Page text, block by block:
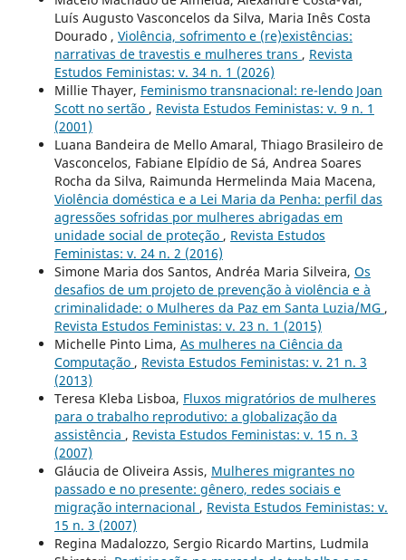
Luís Augusto Vasconcelos da Silva, Maria Inês Costa
Dourado , Violência, sofrimento e (re)existências:
narrativas de travestis e mulheres trans , Revista
Estudos Feministas: v. 34 n. 1 (2026)
Millie Thayer, Feminismo transnacional: re-lendo Joan
Scott no sertão , Revista Estudos Feministas: v. 9 n. 1
(2001)
Luana Bandeira de Mello Amaral, Thiago Brasileiro de
Vasconcelos, Fabiane Elpídio de Sá, Andrea Soares
Rocha da Silva, Raimunda Hermelinda Maia Macena,
Violência doméstica e a Lei Maria da Penha: perfil das
agressões sofridas por mulheres abrigadas em
unidade social de proteção , Revista Estudos
Feministas: v. 24 n. 2 (2016)
Simone Maria dos Santos, Andréa Maria Silveira, Os
desafios de um projeto de prevenção à violência e à
criminalidade: o Mulheres da Paz em Santa Luzia/MG ,
Revista Estudos Feministas: v. 23 n. 1 (2015)
Michelle Pinto Lima, As mulheres na Ciência da
Computação , Revista Estudos Feministas: v. 21 n. 3
(2013)
Teresa Kleba Lisboa, Fluxos migratórios de mulheres
para o trabalho reprodutivo: a globalização da
assistência , Revista Estudos Feministas: v. 15 n. 3
(2007)
Gláucia de Oliveira Assis, Mulheres migrantes no
passado e no presente: gênero, redes sociais e
migração internacional , Revista Estudos Feministas: v.
15 n. 3 (2007)
Regina Madalozzo, Sergio Ricardo Martins, Ludmila